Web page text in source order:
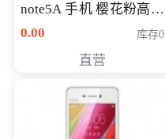
note5A 手机 樱花粉高配
版 全网通(3G+32G)
0.00 库存0
直营